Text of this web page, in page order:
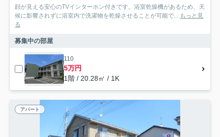
顔が見える安心のTVインターホン付きです。浴室乾燥機があるため、天
候に影響されずに浴室内で洗濯物を乾燥させることが可能で... もっと見
る
募集中の部屋
110
5万円
1階 / 20.28㎡ / 1K
アパート